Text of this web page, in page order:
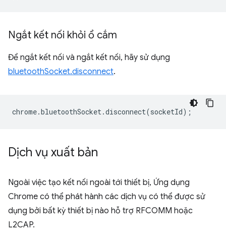
Ngắt kết nối khỏi ổ cắm
Để ngắt kết nối và ngắt kết nối, hãy sử dụng
bluetoothSocket.disconnect.
chrome.bluetoothSocket.disconnect(socketId);
Dịch vụ xuất bản
Ngoài việc tạo kết nối ngoài tới thiết bị, Ứng dụng
Chrome có thể phát hành các dịch vụ có thể được sử
dụng bởi bất kỳ thiết bị nào hỗ trợ RFCOMM hoặc
L2CAP.